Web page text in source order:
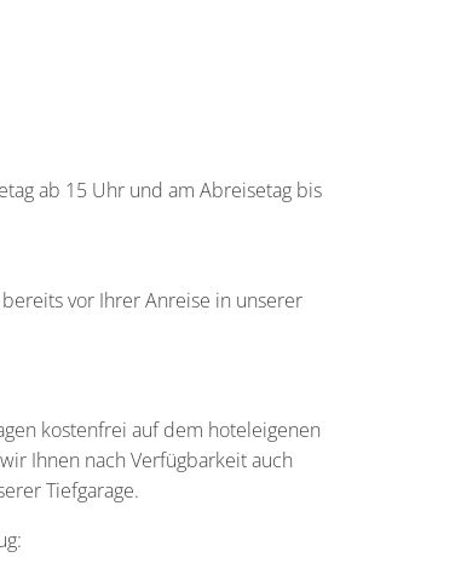
ab 15 Uhr und am Abreisetag bis
vor Ihrer Anreise in unserer
kostenfrei auf dem hoteleigenen
Ihnen nach Verfügbarkeit auch
Tiefgarage.